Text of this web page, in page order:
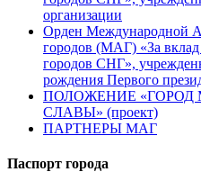
организации
Орден Международной
городов (МАГ) «За вклад
городов СНГ»,
рождения Первого
ПОЛОЖЕНИЕ «ГОРОД
СЛАВЫ» (проект)
ПАРТНЕРЫ МАГ
Паспорт города